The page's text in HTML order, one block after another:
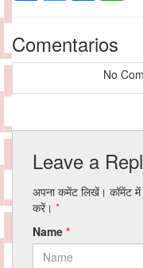
Comentarios
No
Leave a
अपना कमेंट लिखें। कॉमेंट में
करें। *
Name *